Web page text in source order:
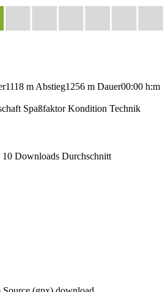
1118 m Abstieg1256 m Dauer00:00 h:m
Spaßfaktor Kondition Technik
10 Downloads Durchschnitt